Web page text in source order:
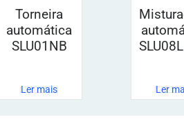
Torneira
automática
SLU01NB
Ler mais Ler